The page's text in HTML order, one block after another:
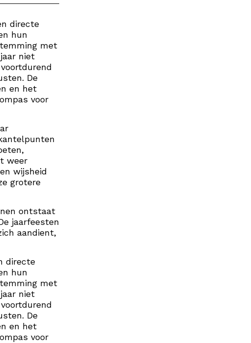
directe
hun
met
niet
De
en het
voor
weer
wijsheid
grotere
ontstaat
jaarfeesten
aandient,
directe
hun
met
niet
De
en het
voor